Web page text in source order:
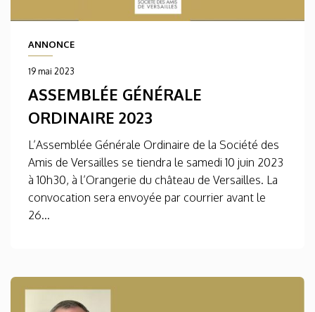
ANNONCE
19 mai 2023
ASSEMBLÉE GÉNÉRALE
ORDINAIRE 2023
L’Assemblée Générale Ordinaire de la Société des
Amis de Versailles se tiendra le samedi 10 juin 2023
à 10h30, à l’Orangerie du château de Versailles. La
convocation sera envoyée par courrier avant le
26...